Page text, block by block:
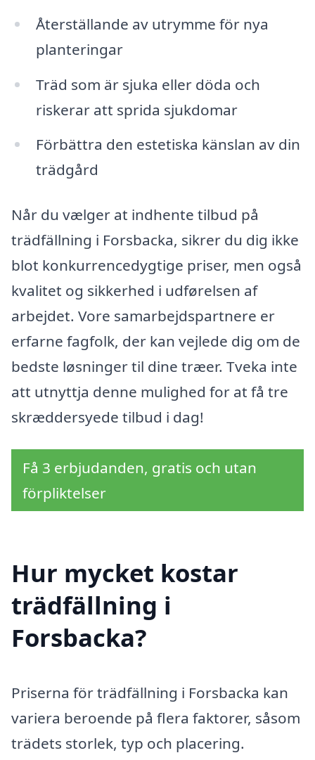
Återställande av utrymme för nya
planteringar
Träd som är sjuka eller döda och
riskerar att sprida sjukdomar
Förbättra den estetiska känslan av din
trädgård
Når du vælger at indhente tilbud på
trädfällning i Forsbacka, sikrer du dig ikke
blot konkurrencedygtige priser, men også
kvalitet og sikkerhed i udførelsen af
arbejdet. Vore samarbejdspartnere er
erfarne fagfolk, der kan vejlede dig om de
bedste løsninger til dine træer. Tveka inte
att utnyttja denne mulighed for at få tre
skræddersyede tilbud i dag!
Få 3 erbjudanden, gratis och utan
förpliktelser
Hur mycket kostar
trädfällning i
Forsbacka?
Priserna för trädfällning i Forsbacka kan
variera beroende på flera faktorer, såsom
trädets storlek, typ och placering.